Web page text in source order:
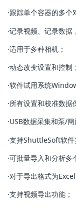
·跟踪单个容器的多个
·记录视频、记录数据
·适用于多种相机；
·动态改变设置和控制；
·软件试用系统
·所有设置和校准数据
·USB数据采集和泵/
·支持ShuttleSoft软件
·可批量导入和分析多
·对于导出格式为
·支持视频导出功能；